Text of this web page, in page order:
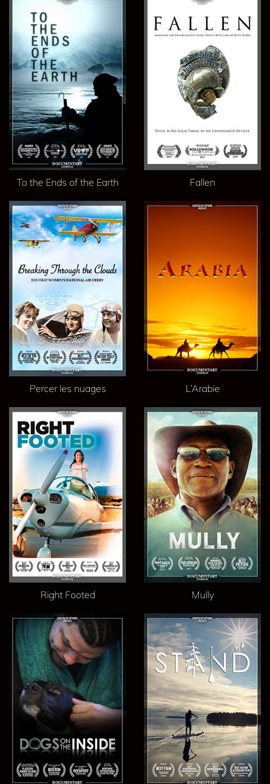
To the Ends of the Earth Fallen
Percer les nuages L’Arabie
Right Footed Mully